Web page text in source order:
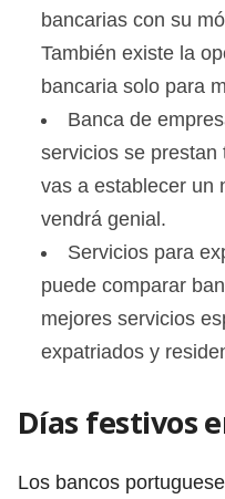
bancarias con su
También existe la
bancaria solo para
Banca de
servicios se prestan
vas a establecer un
vendrá genial.
Servicios para
puede comparar
mejores servicios
expatriados y
Días festivos
Los bancos